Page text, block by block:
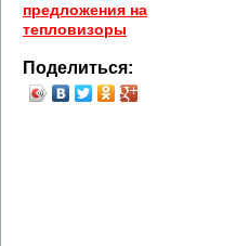
предложения на
тепловизоры
Поделиться: